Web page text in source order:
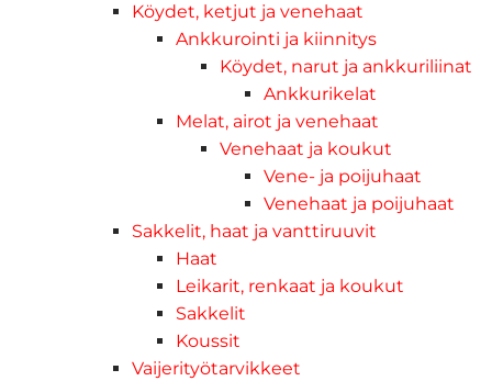
Köydet, ketjut ja venehaat
Ankkurointi ja kiinnitys
Köydet, narut ja ankkuriliinat
Ankkurikelat
Melat, airot ja venehaat
Venehaat ja koukut
Vene- ja poijuhaat
Venehaat ja poijuhaat
Sakkelit, haat ja vanttiruuvit
Haat
Leikarit, renkaat ja koukut
Sakkelit
Koussit
Vaijerityötarvikkeet